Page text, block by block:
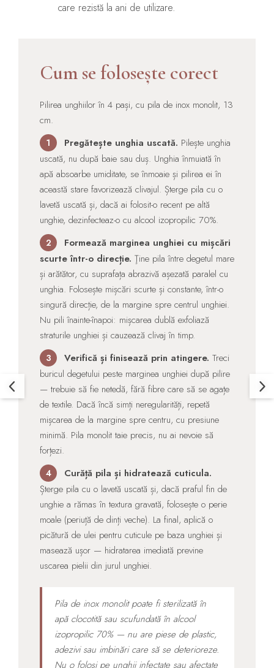
care rezistă la ani de utilizare.
Cum se folosește corect
Pilirea unghiilor în 4 pași, cu pila de inox monolit, 13
cm.
1 Pregătește unghia uscată. Pilește unghia
uscată, nu după baie sau duș. Unghia înmuiată în
apă absoarbe umiditate, se înmoaie și pilirea ei în
această stare favorizează clivajul. Șterge pila cu o
lavetă uscată și, dacă ai folosit-o recent pe altă
unghie, dezinfecteaz-o cu alcool izopropilic 70%.
2
Formează marginea unghiei cu mișcări
scurte într-o direcție. Ţine pila între degetul mare
și arătător, cu suprafața abrazivă așezată paralel cu
unghia. Folosește mișcări scurte și constante, într-o
singură direcție, de la margine spre centrul unghiei.
Nu pili înainte-înapoi: mișcarea dublă exfoliază
straturile unghiei și cauzează clivaj în timp.
3 Verifică și finisează prin atingere. Treci
buricul degetului peste marginea unghiei după pilire
— trebuie să fie netedă, fără fibre care să se agațe
de textile. Dacă încă simți neregularități, repetă
mișcarea de la margine spre centru, cu presiune
minimă. Pila monolit taie precis, nu ai nevoie să
forțezi.
4
Curăță pila și hidratează cuticula.
Șterge pila cu o lavetă uscată și, dacă praful fin de
unghie a rămas în textura gravată, folosește o perie
moale (periuță de dinți veche). La final, aplică o
picătură de ulei pentru cuticule pe baza unghiei și
masează ușor — hidratarea imediată previne
uscarea pielii din jurul unghiei.
Pila de inox monolit poate fi sterilizată în
apă clocotită sau scufundată în alcool
izopropilic 70% — nu are piese de plastic,
adezivi sau imbinări care să se deterioreze.
Nu o folosi pe unghii infectate sau afectate